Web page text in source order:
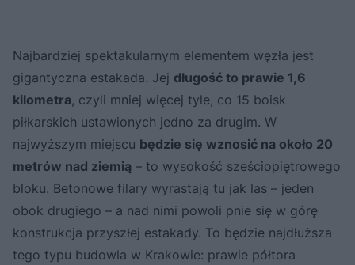
Najbardziej spektakularnym elementem węzła jest
gigantyczna estakada. Jej długość to prawie 1,6
kilometra, czyli mniej więcej tyle, co 15 boisk
piłkarskich ustawionych jedno za drugim. W
najwyższym miejscu będzie się wznosić na około 20
metrów nad ziemią – to wysokość sześciopiętrowego
bloku. Betonowe filary wyrastają tu jak las – jeden
obok drugiego – a nad nimi powoli pnie się w górę
konstrukcja przyszłej estakady. To będzie najdłuższa
tego typu budowla w Krakowie: prawie półtora